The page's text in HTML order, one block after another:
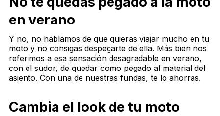
en verano
Y no, no hablamos de que quieras viajar mucho en tu
moto y no consigas despegarte de ella. Más bien nos
referimos a esa sensación desagradable en verano,
con el sudor, de quedar como pegado al material del
asiento. Con una de nuestras fundas, te lo ahorras.
Cambia el look de tu moto